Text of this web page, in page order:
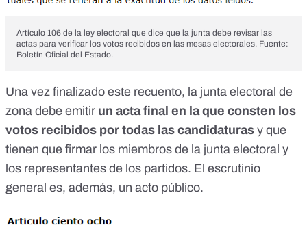
Artículo 106 de la ley electoral que dice que la junta debe revisar las
actas para verificar los votos recibidos en las mesas electorales. Fuente:
Boletín Oficial del Estado.
Una vez finalizado este recuento, la junta electoral de
zona debe emitir un acta final en la que consten los
votos recibidos por todas las candidaturas y que
tienen que firmar los miembros de la junta electoral y
los representantes de los partidos. El escrutinio
general es, además, un acto público.